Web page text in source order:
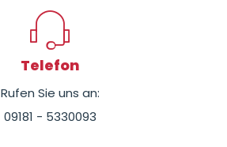
Telefon
Rufen Sie uns an:
09181 - 5330093